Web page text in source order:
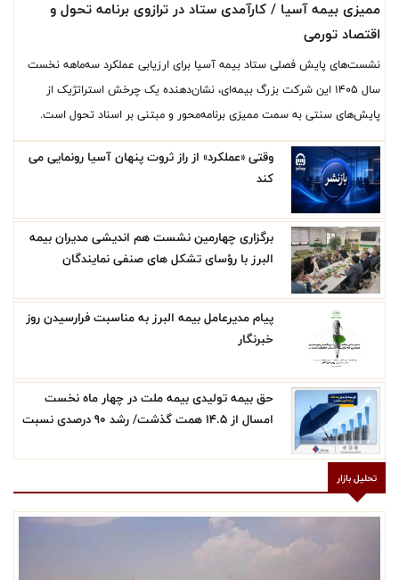
ممیزی بیمه آسیا / کارآمدی ستاد در ترازوی برنامه تحول و
اقتصاد تورمی
نشست‌های پایش فصلی ستاد بیمه آسیا برای ارزیابی عملکرد سه‌ماهه نخست
سال ۱۴۰۵ این شرکت بزرگ بیمه‌ای، نشان‌دهنده یک چرخش استراتژیک از
پایش‌های سنتی به سمت ممیزی برنامه‌محور و مبتنی بر اسناد تحول است.
وقتی «عملکرد» از راز ثروت پنهان آسیا رونمایی می
کند
برگزاری چهارمین نشست هم اندیشی مدیران بیمه
البرز با رؤسای تشکل های صنفی نمایندگان
پیام مدیرعامل بیمه البرز به مناسبت فرارسیدن روز
خبرنگار
حق بیمه تولیدی بیمه ملت در چهار ماه نخست
امسال از 14.5 همت گذشت/ رشد 90 درصدی نسبت
تحلیل بازار